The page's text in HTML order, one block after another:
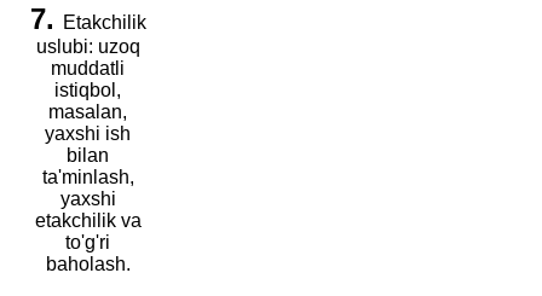
7.
Etakchilik
uslubi: uzoq
muddatli
istiqbol,
masalan,
yaxshi ish
bilan
ta'minlash,
yaxshi
etakchilik va
to'g'ri
baholash.